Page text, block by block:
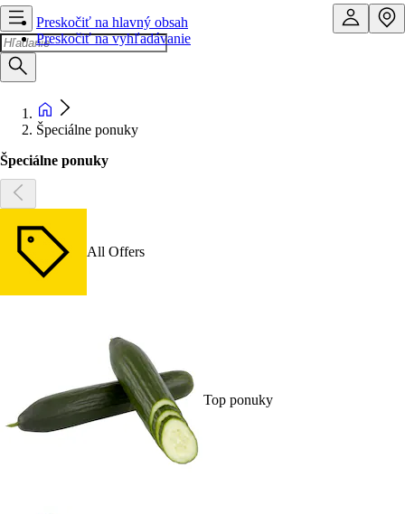
Preskočiť na hlavný obsah
Preskočiť na vyhľadávanie
Špeciálne ponuky
Špeciálne ponuky
All Offers
Top ponuky